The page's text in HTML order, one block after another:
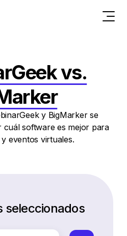
vs.
y BigMarker se
cuál software es mejor para
eventos virtuales.
seleccionados